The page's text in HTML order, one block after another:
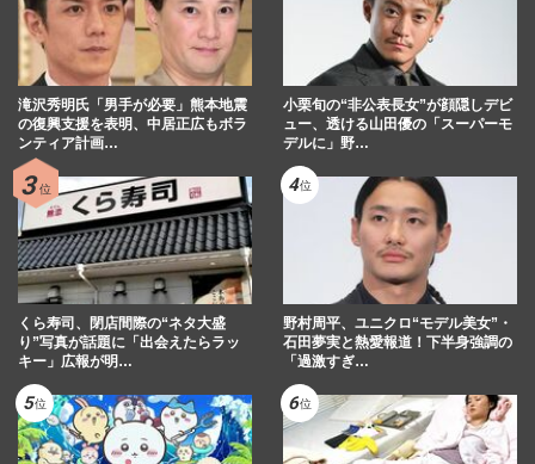
滝沢秀明氏「男手が必要」熊本地震
の復興支援を表明、中居正広もボラ
ンティア計画…
小栗旬の“非公表長女”が顔隠しデビ
ュー、透ける山田優の「スーパーモ
デルに」野…
くら寿司、閉店間際の“ネタ大盛
り”写真が話題に「出会えたらラッ
キー」広報が明…
野村周平、ユニクロ“モデル美女”・
石田夢実と熱愛報道！下半身強調の
「過激すぎ…